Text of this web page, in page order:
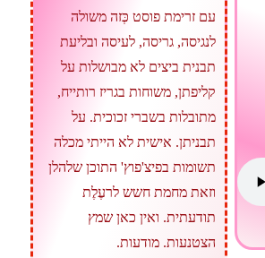
עם זרימת פוסט כְּזה משולה
לנגיסה, גריסה, לעיסה ובליעת
תבנית ביצים לא מבושלות על
קליפתן, משוחות בגריז רותייח,
מתובלות בשברי זכוכית. על
תבניתן. אישית לא הייתי מכלה
תשומות בפיצ'פוץ' התוכן שלהלן
וזאת מחמת חשש לרעֶלֶת
תודעתית. ואין כאן שמץ
הצטנעות. מודעות.